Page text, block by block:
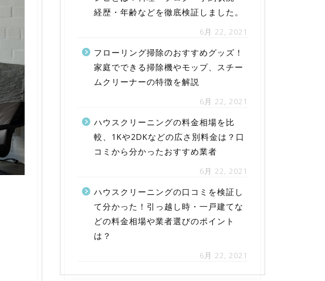
経歴・年齢などを徹底検証しました。
6月 22, 2021
フローリング掃除のおすすめグッズ！
家庭でできる掃除機やモップ、スチー
ムクリーナーの特徴を解説
6月 22, 2021
ハウスクリーニングの料金相場を比
較、1Kや2DKなどの広さ別料金は？口
コミから分かったおすすめ業者
6月 22, 2021
ハウスクリーニングの口コミを検証し
て分かった！引っ越し時・一戸建てな
どの料金相場や業者選びのポイント
は？
6月 22, 2021